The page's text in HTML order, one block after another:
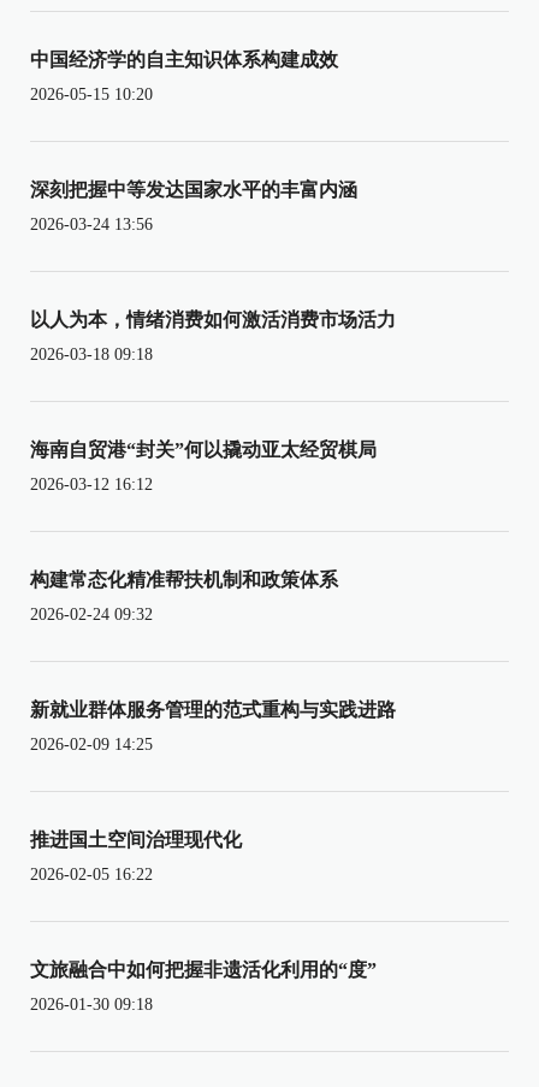
中国经济学的自主知识体系构建成效
2026-05-15 10:20
深刻把握中等发达国家水平的丰富内涵
2026-03-24 13:56
以人为本，情绪消费如何激活消费市场活力
2026-03-18 09:18
海南自贸港“封关”何以撬动亚太经贸棋局
2026-03-12 16:12
构建常态化精准帮扶机制和政策体系
2026-02-24 09:32
新就业群体服务管理的范式重构与实践进路
2026-02-09 14:25
推进国土空间治理现代化
2026-02-05 16:22
文旅融合中如何把握非遗活化利用的“度”
2026-01-30 09:18